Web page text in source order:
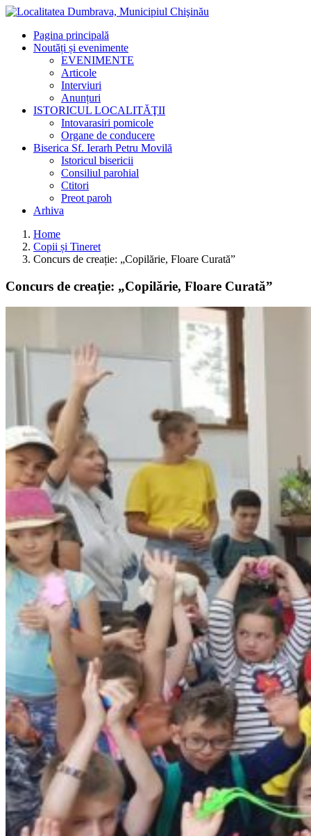
Pagina principală
Noutăți și evenimente
EVENIMENTE
Articole
Interviuri
Anunțuri
ISTORICUL LOCALITĂŢII
Intovarasiri pomicole
Organe de conducere
Biserica Sf. Ierarh Petru Movilă
Istoricul bisericii
Consiliul parohial
Ctitori
Preot paroh
Arhiva
Home
Copii și Tineret
Concurs de creație: „Copilărie, Floare Curată”
Concurs de creație: „Copilărie, Floare Curată”